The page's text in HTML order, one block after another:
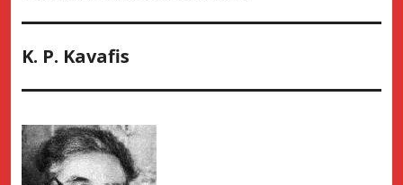
K. P. Kavafis